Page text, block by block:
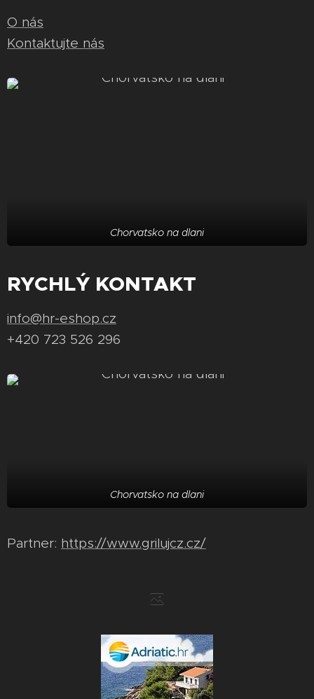
O nás
Kontaktujte nás
Chorvatsko na dlani
RYCHLÝ KONTAKT
info@hr-eshop.cz
+420 723 526 296
Chorvatsko na dlani
Partner: https://www.grilujcz.cz/